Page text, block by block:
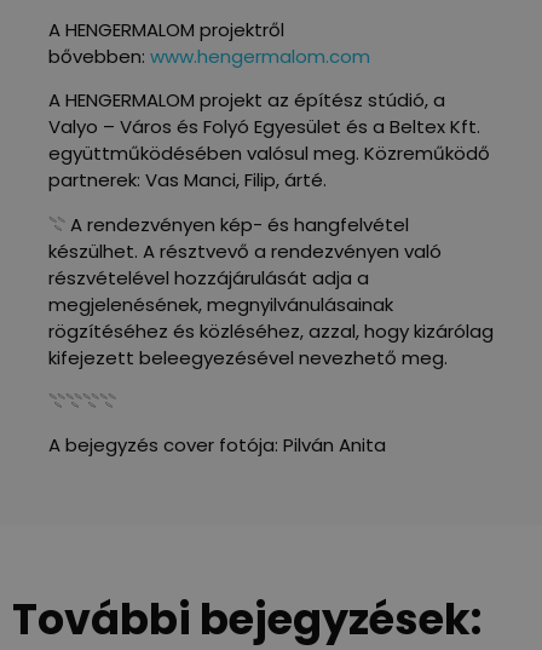
A HENGERMALOM projektről
bővebben: www.hengermalom.com
A HENGERMALOM projekt az építész stúdió, a
Valyo – Város és Folyó Egyesület és a Beltex Kft.
együttműködésében valósul meg. Közreműködő
partnerek: Vas Manci, Filip, árté.
𓇢 A rendezvényen kép- és hangfelvétel
készülhet. A résztvevő a rendezvényen való
részvételével hozzájárulását adja a
megjelenésének, megnyilvánulásainak
rögzítéséhez és közléséhez, azzal, hogy kizárólag
kifejezett beleegyezésével nevezhető meg.
𓇢𓇢𓇢𓇢
A bejegyzés cover fotója: Pilván Anita
További bejegyzések: